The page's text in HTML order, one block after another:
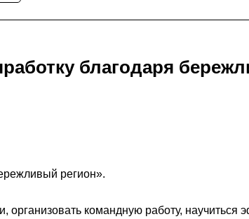
благодаря
регион».
командную работу, научиться